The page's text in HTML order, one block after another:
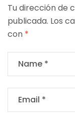
Tu dirección de
publicada. Los
con *